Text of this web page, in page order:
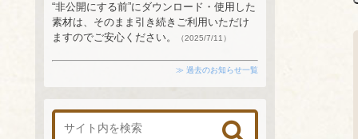
“非公開にする前”にダウンロード・使用した
素材は、そのまま引き続きご利用いただけ
ますのでご安心ください。
（2025/7/11）
≫ 過去のお知らせ一覧